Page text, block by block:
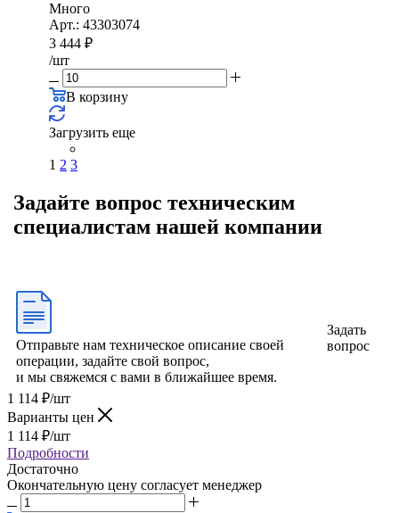
Много
Арт.: 43303074
3 444 ₽
/шт
В корзину
Загрузить еще
1 2 3
Задайте вопрос техническим
специалистам нашей компании
Отправьте нам техническое описание своей
операции, задайте свой вопрос,
и мы свяжемся с вами в ближайшее время.
Задать
вопрос
1 114 ₽/шт
Варианты цен
1 114 ₽/шт
Подробности
Достаточно
Окончательную цену согласует менеджер